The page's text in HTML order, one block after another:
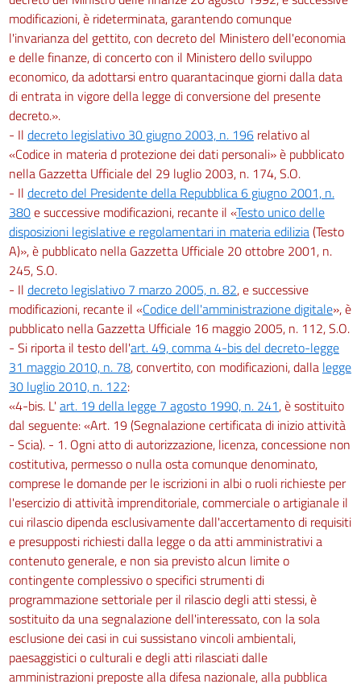
modificazioni, è rideterminata, garantendo comunque
l'invarianza del gettito, con decreto del Ministero dell'economia
e delle finanze, di concerto con il Ministero dello sviluppo
economico, da adottarsi entro quarantacinque giorni dalla data
di entrata in vigore della legge di conversione del presente
decreto.».
- Il decreto legislativo 30 giugno 2003, n. 196 relativo al
«Codice in materia d protezione dei dati personali» è pubblicato
nella Gazzetta Ufficiale del 29 luglio 2003, n. 174, S.O.
- Il decreto del Presidente della Repubblica 6 giugno 2001, n.
380e successive modificazioni, recante il «Testo unico delle
disposizioni legislative e regolamentari in materia edilizia(Testo
A)», è pubblicato nella Gazzetta Ufficiale 20 ottobre 2001, n.
245, S.O.
- Il decreto legislativo 7 marzo 2005, n. 82, e successive
modificazioni, recante il «Codice dell'amministrazione digitale», è
pubblicato nella Gazzetta Ufficiale 16 maggio 2005, n. 112, S.O.
- Si riporta il testo dell'art. 49, comma 4-bis del decreto-legge
31 maggio 2010, n. 78, convertito, con modificazioni, dalla legge
30 luglio 2010, n. 122:
«4-bis. L' art. 19 della legge 7 agosto 1990, n. 241, è sostituito
dal seguente: «Art. 19 (Segnalazione certificata di inizio attività
- Scia). - 1. Ogni atto di autorizzazione, licenza, concessione non
costitutiva, permesso o nulla osta comunque denominato,
comprese le domande per le iscrizioni in albi o ruoli richieste per
l'esercizio di attività imprenditoriale, commerciale o artigianale il
cui rilascio dipenda esclusivamente dall'accertamento di requisiti
e presupposti richiesti dalla legge o da atti amministrativi a
contenuto generale, e non sia previsto alcun limite o
contingente complessivo o specifici strumenti di
programmazione settoriale per il rilascio degli atti stessi, è
sostituito da una segnalazione dell'interessato, con la sola
esclusione dei casi in cui sussistano vincoli ambientali,
paesaggistici o culturali e degli atti rilasciati dalle
amministrazioni preposte alla difesa nazionale, alla pubblica